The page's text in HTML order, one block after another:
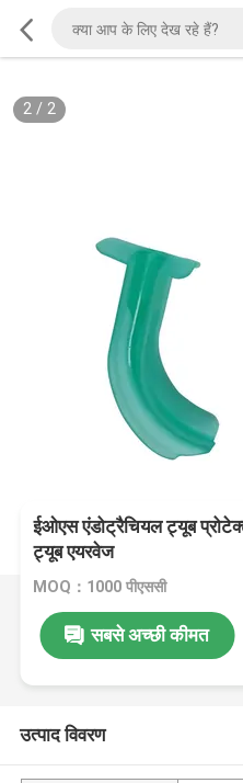
2/ 2
ईओएस एंडोट्रैचियल ट्यूब
ट्यूब एयरवेज
MOQ：1000 पीएससी
सबसे अच्छी कीमत
उत्पाद विवरण